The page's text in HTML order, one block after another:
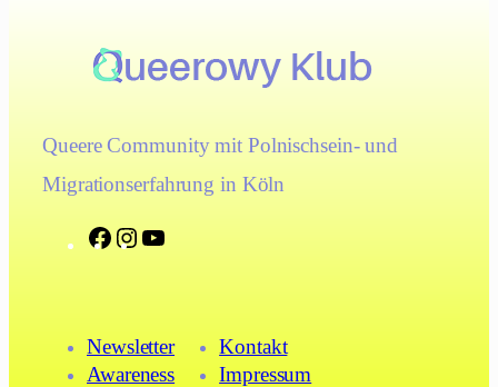
Queere Community mit Polnischsein- und
Migrationserfahrung in Köln
F
b
o
I
a
g
u
b
Newsletter
Awareness
Kontakt
Impressum